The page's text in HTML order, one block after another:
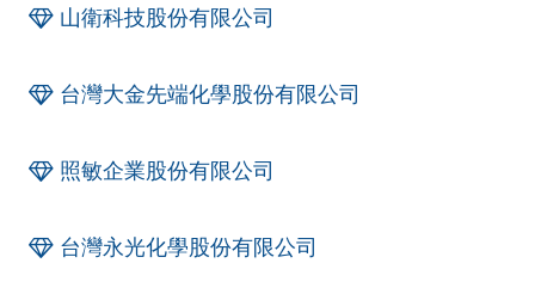
山衛科技股份有限公司
台灣大金先端化學股份有限公司
照敏企業股份有限公司
台灣永光化學股份有限公司